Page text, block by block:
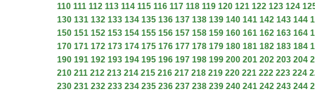
110 111 112 113 114 115 116 117 118 119 120 121 122 123 124
130 131 132 133 134 135 136 137 138 139 140 141 142 143 144
150 151 152 153 154 155 156 157 158 159 160 161 162 163 164
170 171 172 173 174 175 176 177 178 179 180 181 182 183 184
190 191 192 193 194 195 196 197 198 199 200 201 202 203 204
210 211 212 213 214 215 216 217 218 219 220 221 222 223 224
230 231 232 233 234 235 236 237 238 239 240 241 242 243 244